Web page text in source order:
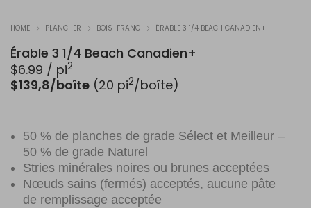
HOME PLANCHER BOIS-FRANC ÉRABLE 3 1/4 BEACH CANADIEN+
Érable 3 1/4 Beach Canadien+
$6.99 / pi2
$139,8/boîte (20 pi2/boîte)
50 % de planches de grade Sélect et Meilleur –
50 % de grade Naturel
Stries minérales noires ou brunes acceptées
Nœuds sains (fermés) acceptés, aucune pâte
de remplissage acceptée